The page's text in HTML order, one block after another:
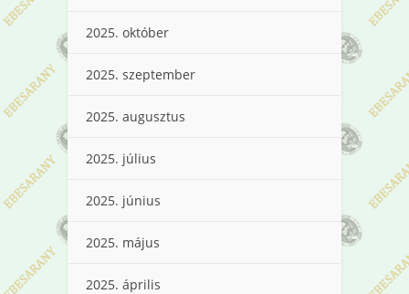
2025. október
2025. szeptember
2025. augusztus
2025. július
2025. június
2025. május
2025. április